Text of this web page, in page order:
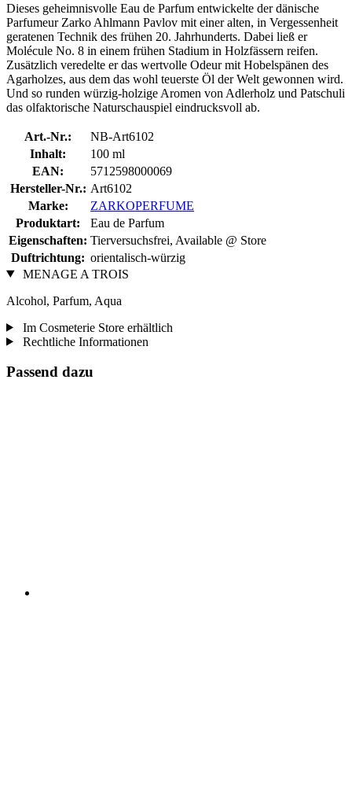
Dieses geheimnisvolle Eau de Parfum entwickelte der dänische
Parfumeur Zarko Ahlmann Pavlov mit einer alten, in Vergessenheit
geratenen Technik des frühen 20. Jahrhunderts. Dabei ließ er
Molécule No. 8 in einem frühen Stadium in Holzfässern reifen.
Zusätzlich veredelte er das wertvolle Odeur mit Hobelspänen des
Agarholzes, aus dem das wohl teuerste Öl der Welt gewonnen wird.
Und so runden würzig-holzige Aromen von Adlerholz und Patschuli
das olfaktorische Naturschauspiel eindrucksvoll ab.
Art.-Nr.:
NB-Art6102
Inhalt:
100 ml
EAN:
5712598000069
Hersteller-Nr.: Art6102
Marke:
ZARKOPERFUME
Produktart:
Eau de Parfum
Eigenschaften: Tierversuchsfrei, Available @ Store
Duftrichtung: orientalisch-würzig
MENAGE A TROIS
Alcohol, Parfum, Aqua
Im Cosmeterie Store erhältlich
Rechtliche Informationen
Passend dazu